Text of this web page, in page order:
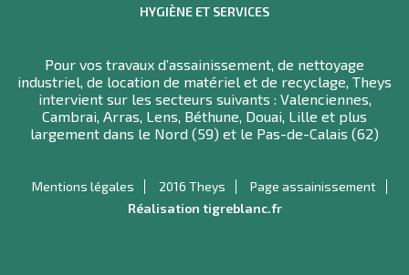
HYGIÈNE ET SERVICES
Pour vos travaux d’assainissement, de nettoyage
industriel, de location de matériel et de recyclage, Theys
intervient sur les secteurs suivants : Valenciennes,
Cambrai, Arras, Lens, Béthune, Douai, Lille et plus
largement dans le Nord (59) et le Pas-de-Calais (62)
Mentions légales 2016 Theys
Page assainissement
Réalisation tigreblanc.fr